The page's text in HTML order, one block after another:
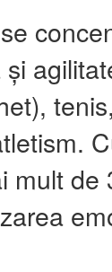
mult